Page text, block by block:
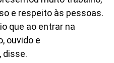
e respeito às pessoas.
que ao entrar na
ouvido e
disse.